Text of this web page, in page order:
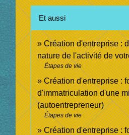
Et aussi
Création d'entreprise :
nature de l'activité de
Étapes de vie
Création d'entreprise :
d'immatriculation d'une
(autoentrepreneur)
Étapes de vie
Création d'entreprise :